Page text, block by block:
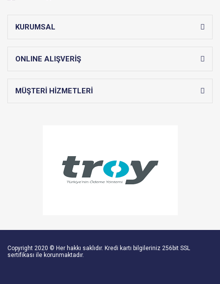
KURUMSAL
ONLINE ALIŞVERİŞ
MÜŞTERİ HİZMETLERİ
Copyright 2020 © Her hakkı saklıdır. Kredi kartı bilgileriniz 256bit SSL
sertifikası ile korunmaktadır.